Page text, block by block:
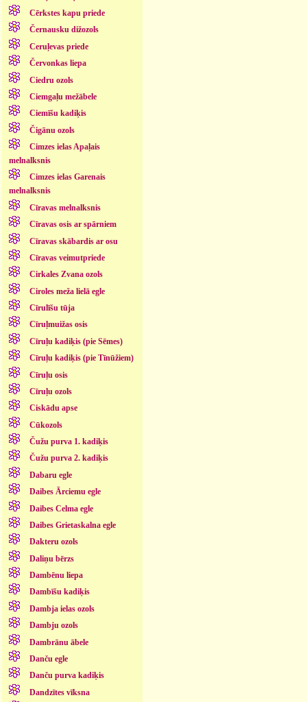
Cērkstes kapu priede
Černausku dižozols
Ceruļevas priede
Červonkas liepa
Ciedru ozols
Ciemgaļu mežābele
Ciemīšu kadiķis
Čigānu ozols
Cimzes ielas Apaļais
melnalksnis
Cimzes ielas Garenais
melnalksnis
Cīravas melnalksnis
Cīravas osis ar spārniem
Cīravas skābardis ar osu
Cīravas veimutpriede
Cirkales Zvana ozols
Ciroles meža lielā egle
Cīrulīšu tūja
Cīruļmuižas osis
Cīruļu kadiķis (pie Sēmes)
Cīruļu kadiķis (pie Tīnūžiem)
Cīruļu osis
Cīruļu ozols
Ciskādu apse
Cūkozols
Čužu purva 1. kadiķis
Čužu purva 2. kadiķis
Dabaru egle
Daibes Ārciemu egle
Daibes Celma egle
Daibes Grietaskalna egle
Dakteru ozols
Daliņu bērzs
Dambēnu liepa
Dambīšu kadiķis
Dambja ielas ozols
Dambju ozols
Dambrānu ābele
Danču egle
Danču purva kadiķis
Dandzītes vīksna